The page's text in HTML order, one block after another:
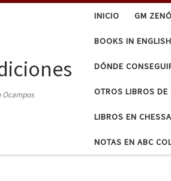
Ocampos
INICIO GM
BOOKS IN ENGLISH
DÓNDE
OTROS LIBROS
LIBROS EN
NOTAS EN ABC